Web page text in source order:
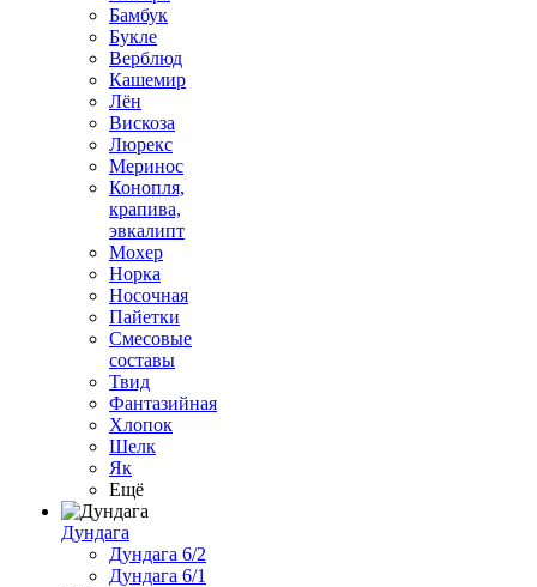
Бамбук
Букле
Верблюд
Кашемир
Лён
Вискоза
Люрекс
Меринос
Конопля,
крапива,
эвкалипт
Мохер
Норка
Носочная
Пайетки
Смесовые
составы
Твид
Фантазийная
Хлопок
Шелк
Як
Ещё
Дундага
Дундага 6/2
Дундага 6/1